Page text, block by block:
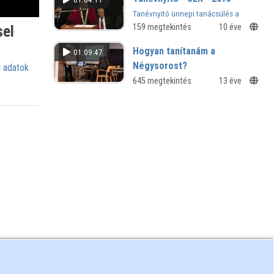
adatok
Tanévnyitó ünnepi tanácsülés a
Savaria Egyetemi Központban -
159 megtekintés 10 éve
01:09:47
Hogyan tanítanám a
Négysorost?
Mentés másként? - III. IROM-
645 megtekintés 13 éve